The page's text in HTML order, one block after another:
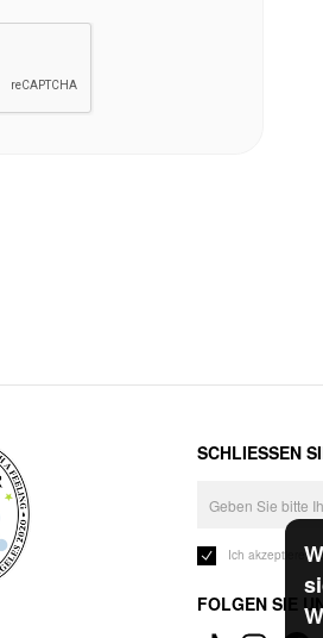
SCHLIESSEN
Ich akzeptiere
FOLGEN SIE